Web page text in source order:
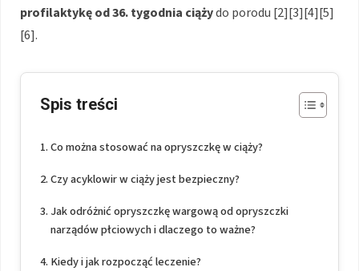
profilaktykę od 36. tygodnia ciążydo porodu [2][3][4][5]
[6].
Spis treści
Co można stosować na opryszczkę w ciąży?
Czy acyklowir w ciąży jest bezpieczny?
Jak odróżnić opryszczkę wargową od opryszczki
narządów płciowych i dlaczego to ważne?
Kiedy i jak rozpocząć leczenie?